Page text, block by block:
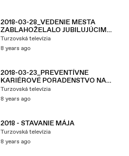
2018-03-28_VEDENIE MESTA
ZABLAHOŽELALO JUBILUJÚCIM
OBČANOM
Turzovská televízia
8 years ago
2018-03-23_PREVENTÍVNE
KARIÉROVÉ PORADENSTVO NA
GYMNÁZIU V TURZOVKE
Turzovská televízia
8 years ago
2018 - STAVANIE MÁJA
Turzovská televízia
8 years ago